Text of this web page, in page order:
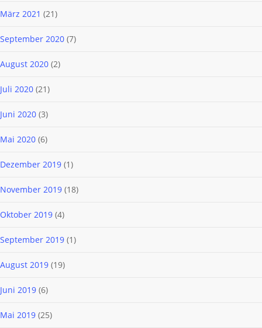
März 2021 (21)
September 2020 (7)
August 2020 (2)
Juli 2020 (21)
Juni 2020 (3)
Mai 2020 (6)
Dezember 2019 (1)
November 2019 (18)
Oktober 2019 (4)
September 2019 (1)
August 2019 (19)
Juni 2019 (6)
Mai 2019 (25)